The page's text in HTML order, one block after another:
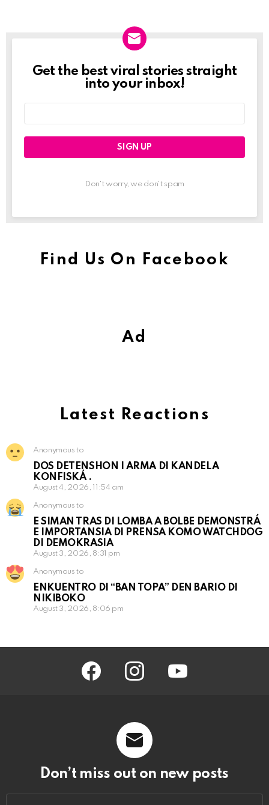
Newslett
Get the best viral stories straight
into your inbox!
Don't worry, we don't spam
Find Us On Facebook
Ad
Latest Reactions
Anonymous to
DOS DETENSHON I ARMA DI KANDELA
KONFISKÁ .
August 4, 2026, 11:54 am
Anonymous to
E SIMAN TRAS DI LOMBA A BOLBE DEMONSTRÁ
E IMPORTANSIA DI PRENSA KOMO WATCHDOG
DI DEMOKRASIA
August 3, 2026, 8:31 pm
Anonymous to
ENKUENTRO DI “BAN TOPA” DEN BARIO DI
NIKIBOKO
August 3, 2026, 8:06 pm
facebook instagram
Don’t miss out on new posts